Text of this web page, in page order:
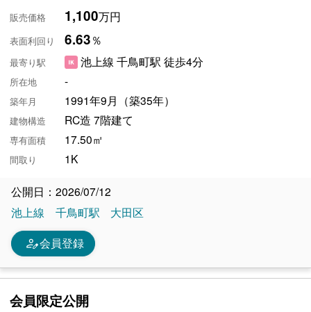
販売価格 1,100万円
表面利回り 6.63％
最寄り駅 池上線 千鳥町駅 徒歩4分
所在地 -
築年月 1991年9月（築35年）
建物構造 RC造 7階建て
専有面積 17.50㎡
間取り 1K
公開日：2026/07/12
池上線
千鳥町駅 大田区
person_edit会員登録
会員限定公開